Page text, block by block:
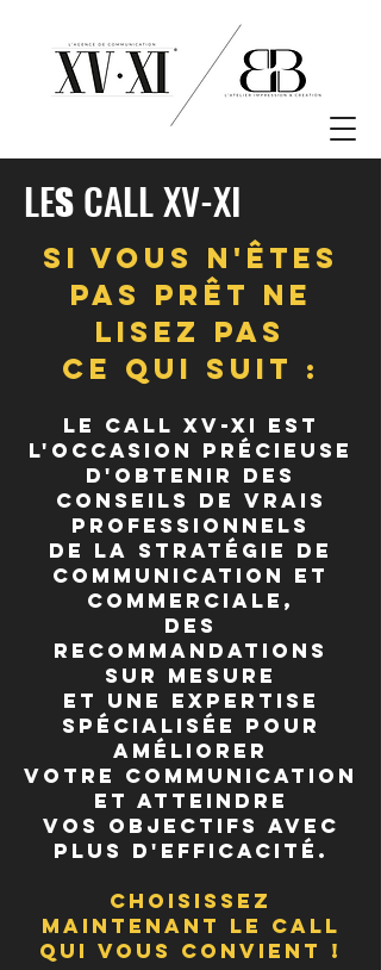
LES CALL XV-XI
SI VOUS N'ÊTES
PAS PRÊT NE
LISEZ PAS
CE QUI SUIT :
LE CALL XV-XI EST
L'occasion précieuse
d'obtenir des
conseils DE VRAIS
Professionnels
DE LA Stratégie de
communication et
commerciale,
des
recommandations
sur mesure
et une expertise
spécialisée pour
améliorer
votre communication
et atteindre
vos objectifs avec
plus d'efficacité.
CHOISISSEZ
MAINTENANT LE CALL
QUI VOUS CONVIENT !